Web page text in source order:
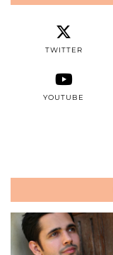
TWITTER
YOUTUBE